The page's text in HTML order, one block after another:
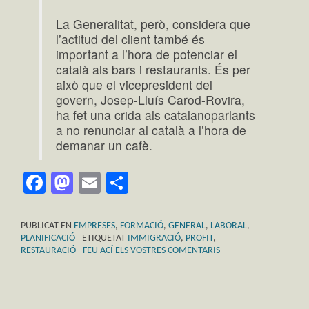
La Generalitat, però, considera que
l’actitud del client també és
important a l’hora de potenciar el
català als bars i restaurants. És per
això que el vicepresident del
govern, Josep-Lluís Carod-Rovira,
ha fet una crida als catalanoparlants
a no renunciar al català a l’hora de
demanar un cafè.
Facebook
Mastodon
Email
PUBLICAT EN EMPRESES, FORMACIÓ, GENERAL, LABORAL,
PLANIFICACIÓ
ETIQUETAT IMMIGRACIÓ, PROFIT,
RESTAURACIÓ
FEU ACÍ ELS VOSTRES COMENTARIS